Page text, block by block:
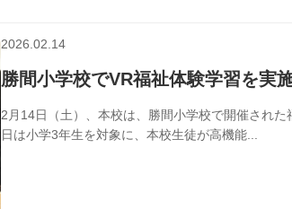
2026.02.14
勝間小学校でVR福祉体験学習を実
2月14日（土）、本校は、勝間小学校で開催され
日は小学3年生を対象に、本校生徒が高機能...